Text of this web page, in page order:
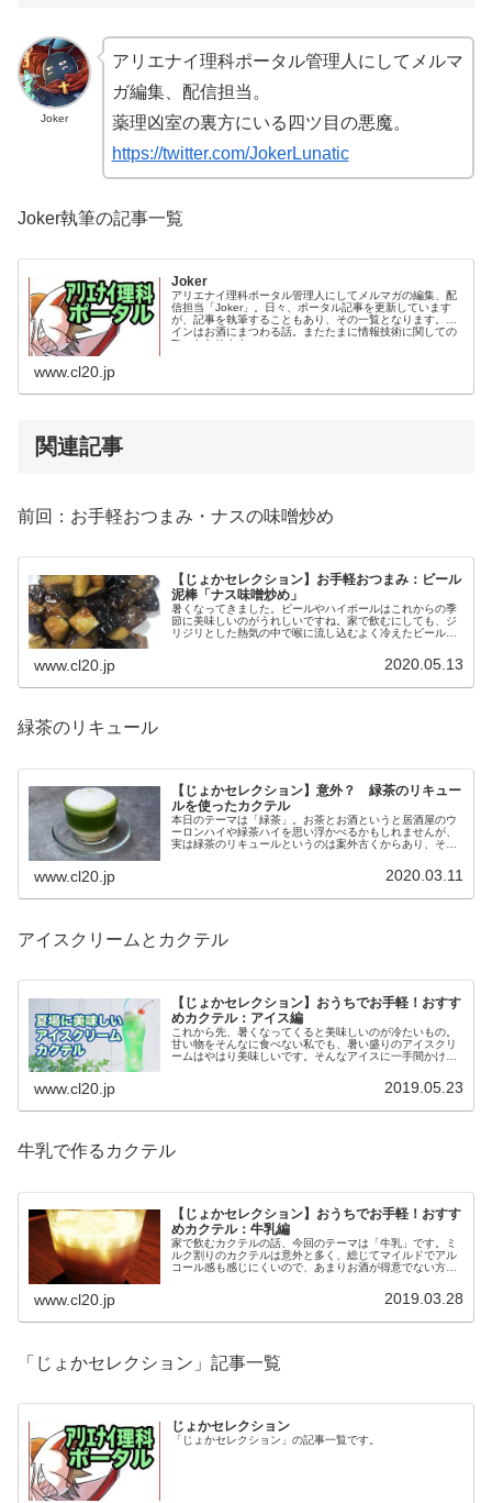
Joker
アリエナイ理科ポータル管理人にしてメルマ
ガ編集、配信担当。
薬理凶室の裏方にいる四ツ目の悪魔。
https://twitter.com/JokerLunatic
Joker執筆の記事一覧
Joker
アリエナイ理科ポータル管理人にしてメルマガの編集、配
信担当「Joker」。日々、ポータル記事を更新しています
が、記事を執筆することもあり、その一覧となります。メ
インはお酒にまつわる話。またたまに情報技術に関しての
Tipsもあります。
www.cl20.jp
関連記事
前回：お手軽おつまみ・ナスの味噌炒め
【じょかセレクション】お手軽おつまみ：ビール
泥棒「ナス味噌炒め」
暑くなってきました。ビールやハイボールはこれからの季
節に美味しいのがうれしいですね。家で飲むにしても、ジ
リジリとした熱気の中で喉に流し込むよく冷えたビールは
www.cl20.jp 2020.05.13
緑茶のリキュール
【じょかセレクション】意外？ 緑茶のリキュー
ルを使ったカクテル
本日のテーマは「緑茶」。お茶とお酒というと居酒屋のウ
ーロンハイや緑茶ハイを思い浮かべるかもしれませんが、
実は緑茶のリキュールというのは案外古くからあり、それ
www.cl20.jp 2020.03.11
アイスクリームとカクテル
【じょかセレクション】おうちでお手軽！おすす
めカクテル：アイス編
これから先、暑くなってくると美味しいのが冷たいもの。
甘い物をそんなに食べない私でも、暑い盛りのアイスクリ
ームはやはり美味しいです。そんなアイスに一手間かけて
www.cl20.jp 2019.05.23
牛乳で作るカクテル
【じょかセレクション】おうちでお手軽！おすす
めカクテル：牛乳編
家で飲むカクテルの話、今回のテーマは「牛乳」です。ミ
ルク割りのカクテルは意外と多く、総じてマイルドでアル
コール感も感じにくいので、あまりお酒が得意でない方に
www.cl20.jp 2019.03.28
「じょかセレクション」記事一覧
じょかセレクション
「じょかセレクション」の記事一覧です。